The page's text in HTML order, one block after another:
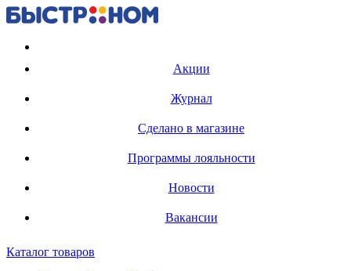
Акции
Журнал
Сделано в магазине
Программы лояльности
Новости
Вакансии
Каталог товаров